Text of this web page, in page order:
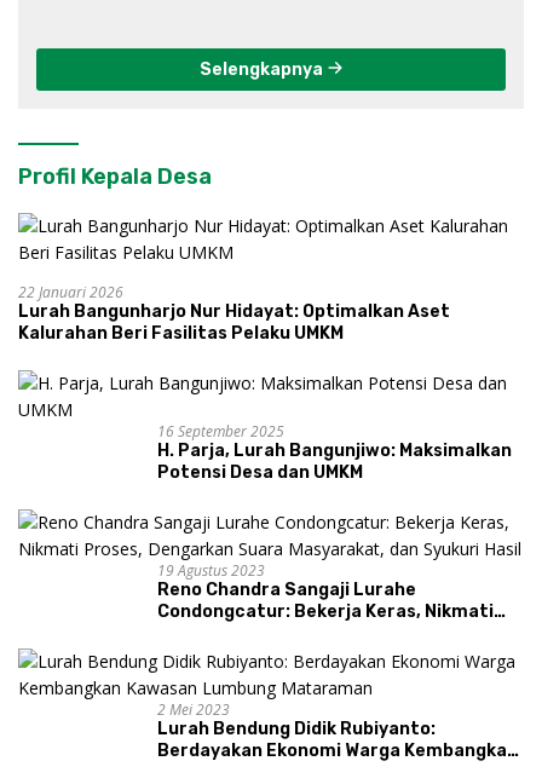
Selengkapnya
Profil Kepala Desa
22 Januari 2026
Lurah Bangunharjo Nur Hidayat: Optimalkan Aset
Kalurahan Beri Fasilitas Pelaku UMKM
16 September 2025
H. Parja, Lurah Bangunjiwo: Maksimalkan
Potensi Desa dan UMKM
19 Agustus 2023
Reno Chandra Sangaji Lurahe
Condongcatur: Bekerja Keras, Nikmati
dan Syukuri Hasil
2 Mei 2023
Lurah Bendung Didik Rubiyanto:
Berdayakan Ekonomi Warga Kembangkan